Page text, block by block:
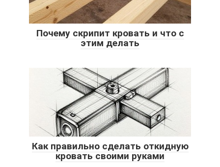
Почему скрипит кровать и что с
этим делать
Как правильно сделать откидную
кровать своими руками